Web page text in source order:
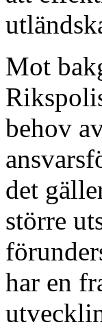
Mot
behov
det
större
har en